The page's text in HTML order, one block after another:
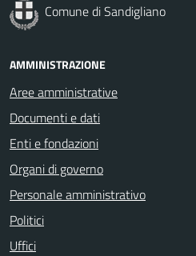
Comune di Sandigliano
AMMINISTRAZIONE
Aree amministrative
Documenti e dati
Enti e fondazioni
Organi di governo
Personale amministrativo
Politici
Uffici